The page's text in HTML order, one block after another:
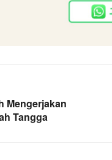
Mengerjakan
Tangga